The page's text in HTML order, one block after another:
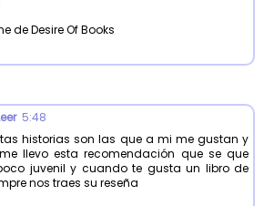
de Desire Of Books
5:48
historias son las que a mi me gustan y
llevo esta recomendación que se que
juvenil y cuando te gusta un libro de
nos traes su reseña